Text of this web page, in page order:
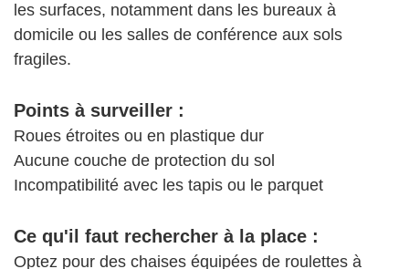
les surfaces, notamment dans les bureaux à
domicile ou les salles de conférence aux sols
fragiles.
Points à surveiller :
Roues étroites ou en plastique dur
Aucune couche de protection du sol
Incompatibilité avec les tapis ou le parquet
Ce qu'il faut rechercher à la place :
Optez pour des chaises équipées de roulettes à